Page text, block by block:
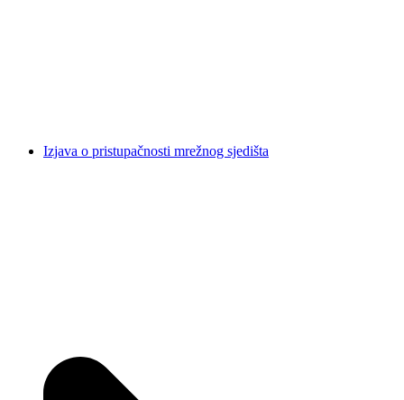
Izjava o pristupačnosti mrežnog sjedišta